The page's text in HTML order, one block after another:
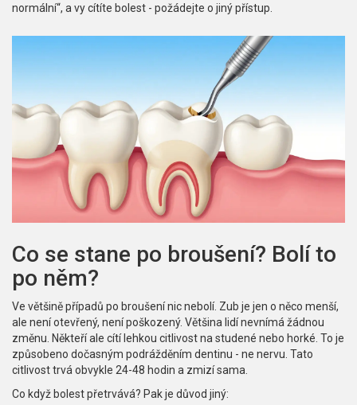
normální“, a vy cítíte bolest - požádejte o jiný přístup.
Co se stane po broušení? Bolí to
po něm?
Ve většině případů po broušení nic nebolí. Zub je jen o něco menší,
ale není otevřený, není poškozený. Většina lidí nevnímá žádnou
změnu. Někteří ale cítí lehkou citlivost na studené nebo horké. To je
způsobeno dočasným podrážděním dentinu - ne nervu. Tato
citlivost trvá obvykle 24-48 hodin a zmizí sama.
Co když bolest přetrvává? Pak je důvod jiný: